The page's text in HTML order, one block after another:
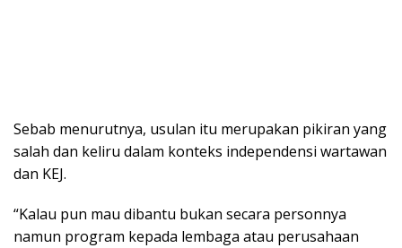
Sebab menurutnya, usulan itu merupakan pikiran yang
salah dan keliru dalam konteks independensi wartawan
dan KEJ.
“Kalau pun mau dibantu bukan secara personnya
namun program kepada lembaga atau perusahaan